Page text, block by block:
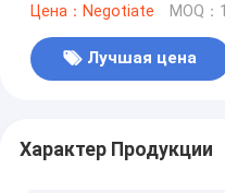
Цена：Negotiate MOQ：1
Лучшая цена
Характер Продукции